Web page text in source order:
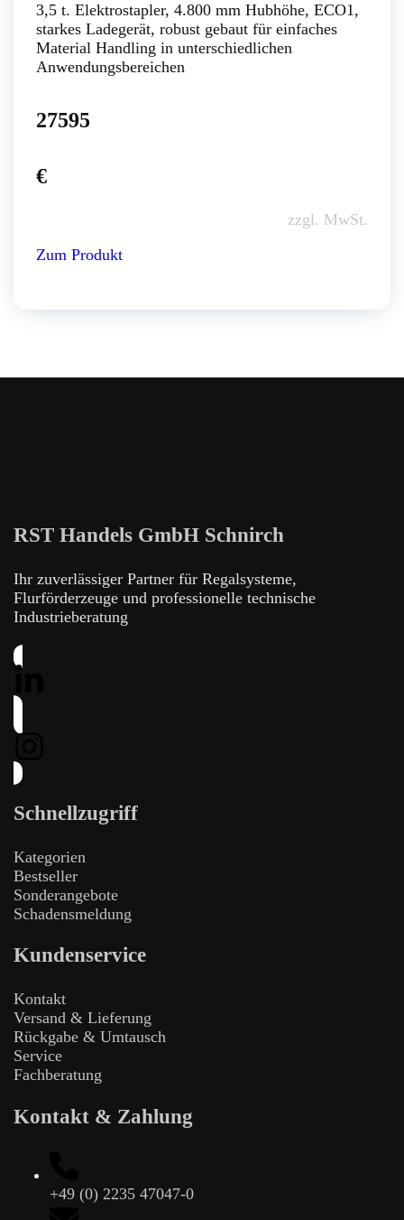
3,5 t. Elektrostapler, 4.800 mm Hubhöhe, ECO1,
starkes Ladegerät, robust gebaut für einfaches
Material Handling in unterschiedlichen
Anwendungsbereichen
27595
€
zzgl. MwSt.
Zum Produkt
RST Handels GmbH Schnirch
Ihr zuverlässiger Partner für Regalsysteme,
Flurförderzeuge und professionelle technische
Industrieberatung
Schnellzugriff
Kategorien
Bestseller
Sonderangebote
Schadensmeldung
Kundenservice
Kontakt
Versand & Lieferung
Rückgabe & Umtausch
Service
Fachberatung
Kontakt & Zahlung
+49 (0) 2235 47047-0